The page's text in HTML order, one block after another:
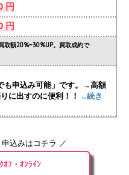
円
円
取額20%~30%UP。買取成約で
も申込み可能」です。→高額
に出すのに便利！！ ...続き
込みはコチラ ／
ﾌ・ｵﾝﾗｲﾝ